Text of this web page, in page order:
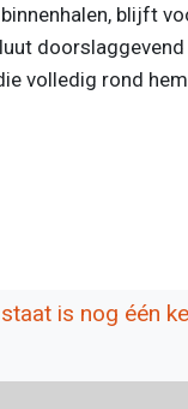
blijft
volledig rond
is nog één